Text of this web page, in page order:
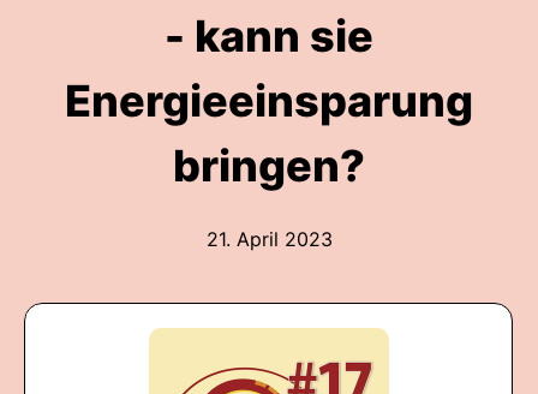
- kann sie
Energieeinsparung
bringen?
21. April 2023